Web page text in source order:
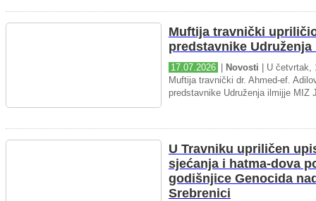
Muftija travnički
predstavnike
17.07.2026 Novosti | U četvrtak,
Muftija travnički dr. Ahmed-ef.
predstavnike Udruženja ilmijje MIZ
U Travniku upriličen
sjećanja i hatma-dova
godišnjice Genocida
Srebrenici